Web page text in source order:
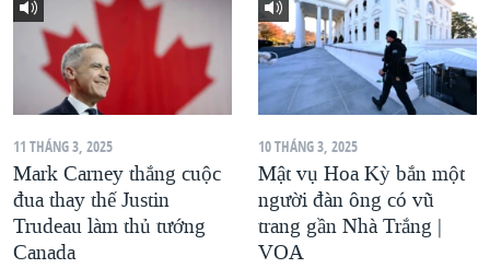
11 THÁNG 3, 2025
Mark Carney thắng cuộc
đua thay thế Justin
Trudeau làm thủ tướng
Canada
10 THÁNG 3, 2025
Mật vụ Hoa Kỳ bắn một
người đàn ông có vũ
trang gần Nhà Trắng |
VOA